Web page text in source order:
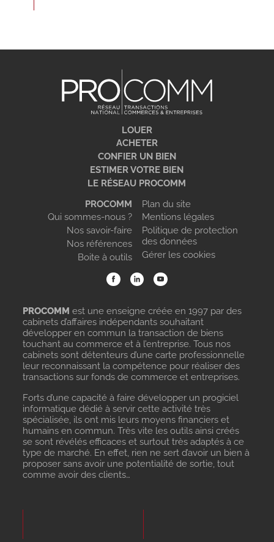
LOUER
ACHETER
CONFIER UN BIEN
ESTIMER VOTRE BIEN
LE RÉSEAU PROCOMM
PROCOMM
Qui sommes-nous ?
Nos savoir-faire
Nos références
Boite à outils
Plan du site
Mentions légales
Politique de protection
des données
Gérer les cookies
PROCOMM est une enseigne créée en 1997 par des
cabinets d’affaires indépendants souhaitant
développer en commun la transaction de biens
touchant au commerce et à l’entreprise. Tous nos
cabinets sont détenteurs d’une carte professionnelle
leur reconnaissant la compétence pour réaliser des
transactions sur fonds de commerce et entreprises.
Forts d’une capacité à faire développer un progiciel
informatique dédié à servir cette activité très
spécialisée, ils ont mis leurs moyens financiers et
humains en commun. Très vite les outils ainsi créés
se sont révélés efficaces et surtout très adaptés à ce
type de marché. En effet, rien ne sert d’avoir un bien à
proposer sans avoir une potentialité de sortie, tout
comme avoir des clients…